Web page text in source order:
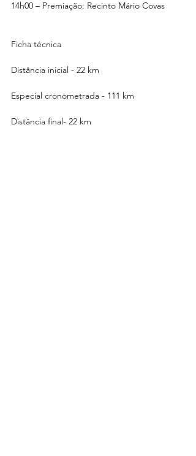
14h00 – Premiação: Recinto Mário Covas
Ficha técnica
Distância inicial - 22 km
Especial cronometrada - 111 km
Distância final- 22 km